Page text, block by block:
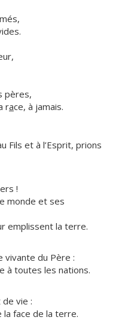
pères,
race, à jamais.
Fils et à l’Esprit, prions
!
monde et ses
emplissent la terre.
vivante du Père :
à toutes les nations.
vie :
face de la terre.